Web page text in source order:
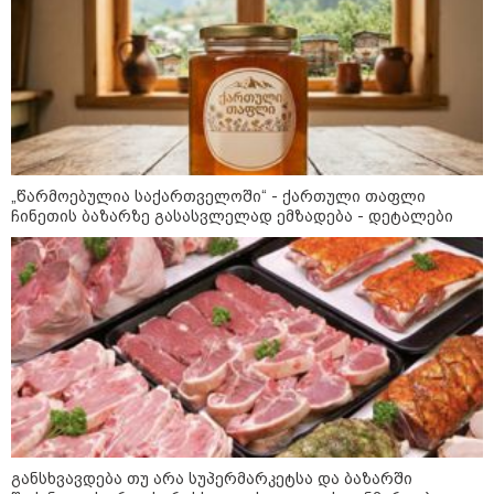
არტყმევინეს, აღენიშნება უამრავი
დაზიანება... სავარაუდოდ,
ეძებდნენ ან დებდნენ ნარკოტიკს"
- რას ჰყვება ადვოკატი კურიერზე,
რომელსაც არასრულწლოვანები
ფიზიკურად გაუსწორდნენ?
"ფოტოსურათი, რომელზეც ახლა
ვისაუბრებ, ნია იმნაძის ერთ-
ერთმა მეგობარმა გამომიგზავნა..."
- ეკა კუპატაძე
პოლიტიკა
„წარმოებულია საქართველოში“ - ქართული თაფლი
ჩინეთის ბაზარზე გასასვლელად ემზადება - დეტალები
განსხვავდება თუ არა სუპერმარკეტსა და ბაზარში